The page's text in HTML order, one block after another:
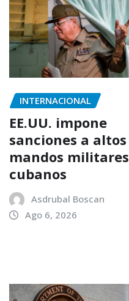
INTERNACIONAL
EE.UU. impone
sanciones a altos
mandos militares
cubanos
Asdrubal Boscan
Ago 6, 2026